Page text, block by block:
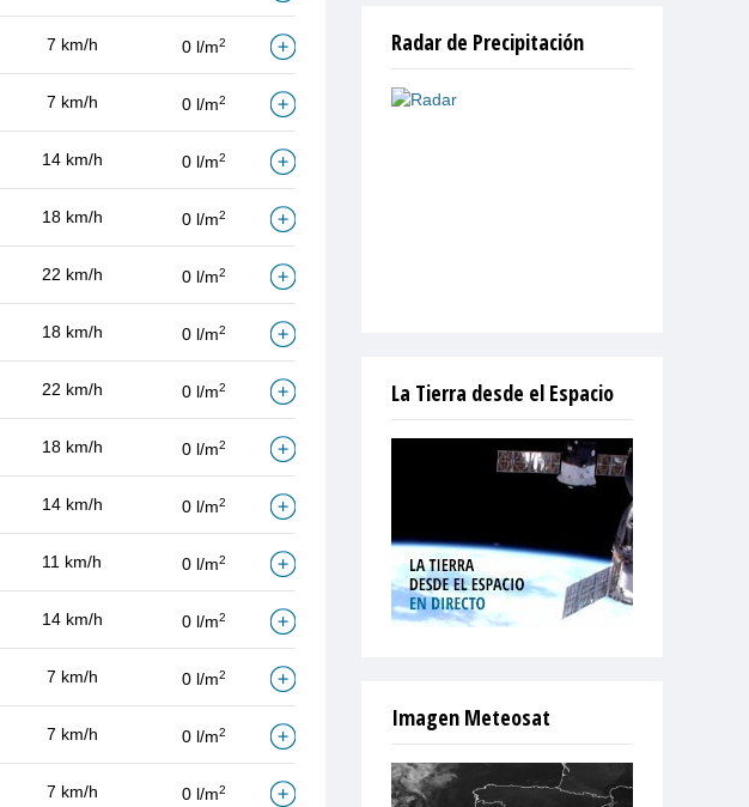
7 km/h 0 l/m2
7 km/h 0 l/m2
14 km/h 0 l/m2
18 km/h 0 l/m2
22 km/h 0 l/m2
18 km/h 0 l/m2
22 km/h 0 l/m2
18 km/h 0 l/m2
14 km/h 0 l/m2
11 km/h 0 l/m2
14 km/h 0 l/m2
7 km/h 0 l/m2
7 km/h 0 l/m2
7 km/h 0 l/m2
Radar de Precipitación
La Tierra desde el Espacio
Imagen Meteosat